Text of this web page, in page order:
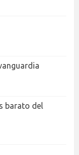
barato del